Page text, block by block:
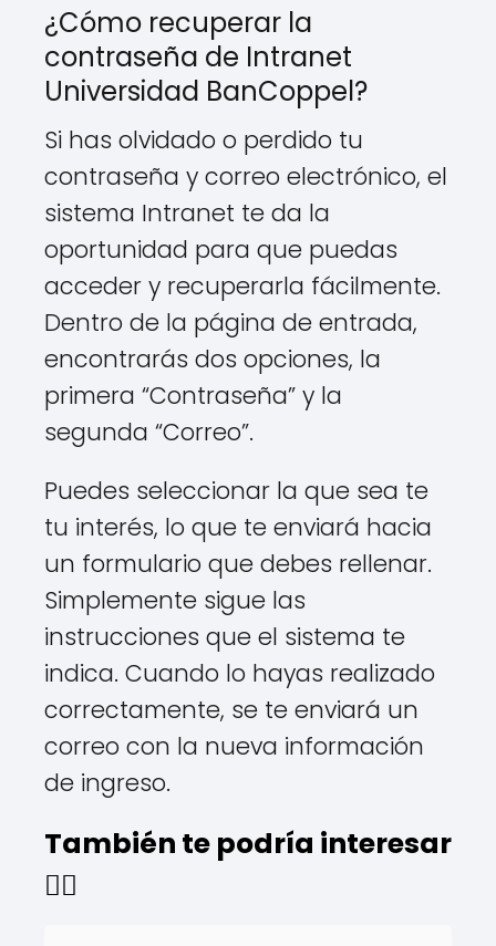
¿Cómo recuperar la
contraseña de Intranet
Universidad BanCoppel?
Si has olvidado o perdido tu
contraseña y correo electrónico, el
sistema Intranet te da la
oportunidad para que puedas
acceder y recuperarla fácilmente.
Dentro de la página de entrada,
encontrarás dos opciones, la
primera “Contraseña” y la
segunda “Correo”.
Puedes seleccionar la que sea te
tu interés, lo que te enviará hacia
un formulario que debes rellenar.
Simplemente sigue las
instrucciones que el sistema te
indica. Cuando lo hayas realizado
correctamente, se te enviará un
correo con la nueva información
de ingreso.
También te podría interesar
👇🏻